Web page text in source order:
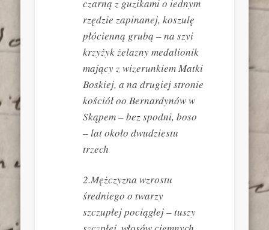
czarną z guzikami o iednym
rzędzie zapinanej, koszulę
płócienną grubą – na szyi
krzyżyk żelazny medalionik
mający z wizerunkiem Matki
Boskiej, a na drugiej stronie
kościół oo Bernardynów w
Skąpem – bez spodni, boso
– lat około dwudziestu
trzech
2.Mężczyzna wzrostu
średniego o twarzy
szczupłej pociągłej – tuszy